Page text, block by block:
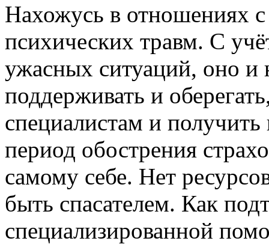
Нахожусь в отношениях
психических травм. С
ужасных ситуаций, оно и
поддерживать и
специалистам и
период обострения
самому себе. Нет
быть спасателем. Как
специализированной